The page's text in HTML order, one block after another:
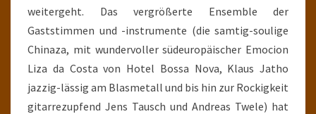
weitergeht. Das vergrößerte Ensemble der
Gaststimmen und -instrumente (die samtig-soulige
Chinaza, mit wundervoller südeuropäischer Emocion
Liza da Costa von Hotel Bossa Nova, Klaus Jatho
jazzig-lässig am Blasmetall und bis hin zur Rockigkeit
gitarrezupfend Jens Tausch und Andreas Twele) hat